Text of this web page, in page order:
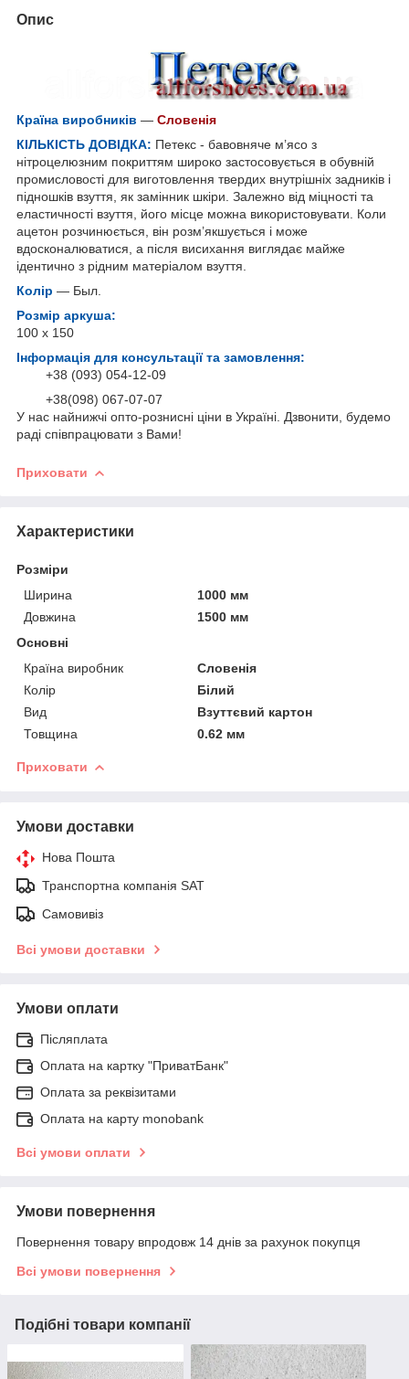
Опис
Країна виробників — Словенія
КІЛЬКІСТЬ ДОВІДКА: Петекс - бавовняче м’ясо з
нітроцелюзним покриттям широко застосовується в обувній
промисловості для виготовлення твердих внутрішніх задників і
підношків взуття, як замінник шкіри. Залежно від міцності та
еластичності взуття, його місце можна використовувати. Коли
ацетон розчинюється, він розм’якшується і може
вдосконалюватися, а після висихання виглядає майже
ідентично з рідним матеріалом взуття.
Колір — Был.
Розмір аркуша:
100 х 150
Інформація для консультації та замовлення:
+38 (093) 054-12-09
+38(098) 067-07-07
У нас найнижчі опто-рознисні ціни в Україні. Дзвонити, будемо
раді співпрацювати з Вами!
Приховати
Характеристики
Розміри
Ширина
1000 мм
Довжина
1500 мм
Основні
Країна виробник
Словенія
Колір
Білий
Вид
Взуттєвий картон
Товщина
0.62 мм
Приховати
Умови доставки
Нова Пошта
Транспортна компанія SAT
Самовивіз
Всі умови доставки
Умови оплати
Післяплата
Оплата на картку "ПриватБанк"
Оплата за реквізитами
Оплата на карту monobank
Всі умови оплати
Умови повернення
Повернення товару впродовж 14 днів за рахунок покупця
Всі умови повернення
Подібні товари компанії